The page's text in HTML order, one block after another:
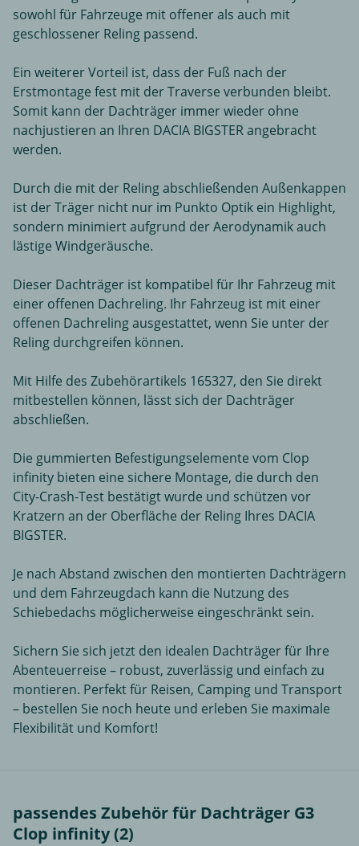
sowohl für Fahrzeuge mit offener als auch mit
geschlossener Reling passend.
Ein weiterer Vorteil ist, dass der Fuß nach der
Erstmontage fest mit der Traverse verbunden bleibt.
Somit kann der Dachträger immer wieder ohne
nachjustieren an Ihren DACIA BIGSTER angebracht
werden.
Durch die mit der Reling abschließenden Außenkappen
ist der Träger nicht nur im Punkto Optik ein Highlight,
sondern minimiert aufgrund der Aerodynamik auch
lästige Windgeräusche.
Dieser Dachträger ist kompatibel für Ihr Fahrzeug mit
einer offenen Dachreling. Ihr Fahrzeug ist mit einer
offenen Dachreling ausgestattet, wenn Sie unter der
Reling durchgreifen können.
Mit Hilfe des Zubehörartikels 165327, den Sie direkt
mitbestellen können, lässt sich der Dachträger
abschließen.
Die gummierten Befestigungselemente vom Clop
infinity bieten eine sichere Montage, die durch den
City-Crash-Test bestätigt wurde und schützen vor
Kratzern an der Oberfläche der Reling Ihres DACIA
BIGSTER.
Je nach Abstand zwischen den montierten Dachträgern
und dem Fahrzeugdach kann die Nutzung des
Schiebedachs möglicherweise eingeschränkt sein.
Sichern Sie sich jetzt den idealen Dachträger für Ihre
Abenteuerreise – robust, zuverlässig und einfach zu
montieren. Perfekt für Reisen, Camping und Transport
– bestellen Sie noch heute und erleben Sie maximale
Flexibilität und Komfort!
passendes Zubehör für Dachträger G3
Clop infinity (2)